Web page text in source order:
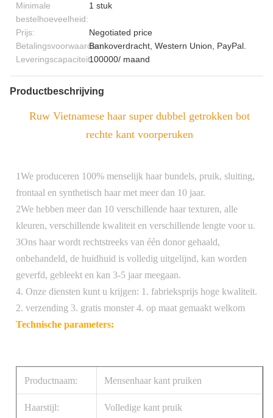
Minimale
bestelhoeveelheid:
1 stuk
Prijs:
Negotiated price
Betalingsvoorwaarden:Bankoverdracht, Western Union, PayPal.
Leveringscapaciteit:100000/ maand
Productbeschrijving
Ruw Vietnamese haar super dubbel getrokken bot
rechte kant voorperuken
1We produceren 100% menselijk haar bundels, pruik, sluiting,
frontaal en synthetisch haar met meer dan 10 jaar.
2We hebben meer dan 10 verschillende haar texturen, alle
kleuren, verschillende kwaliteit en verschillende lengte voor u.
3Ons haar wordt rechtstreeks van één donor gehaald,
onbehandeld, de huidhuid is volledig uitgelijnd, kan worden
geverfd, gebleekt en kan 3-5 jaar meegaan.
4. Onze diensten kunt u krijgen: 1. fabrieksprijs hoge kwaliteit.
2. verzending 3. gratis monster 4. op maat gemaakt welkom
Technische parameters:
Productnaam: Mensenhaar kant pruiken
Haarstijl: Volledige kant pruik